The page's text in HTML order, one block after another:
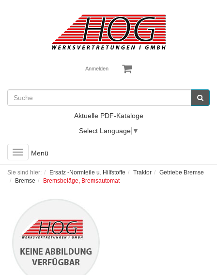
Anmelden
Aktuelle PDF-Kataloge
Select Language ▼
Toggle
navigation
Menü
Sie sind hier: Ersatz -Normteile u. Hilfstoffe Traktor
Getriebe Bremse
Bremse
Bremsbeläge, Bremsautomat